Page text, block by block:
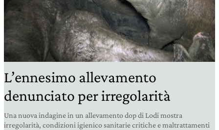
L’ennesimo allevamento
denunciato per irregolarità
Una nuova indagine in un allevamento dop di Lodi mostra
irregolarità, condizioni igienico sanitarie critiche e maltrattamenti